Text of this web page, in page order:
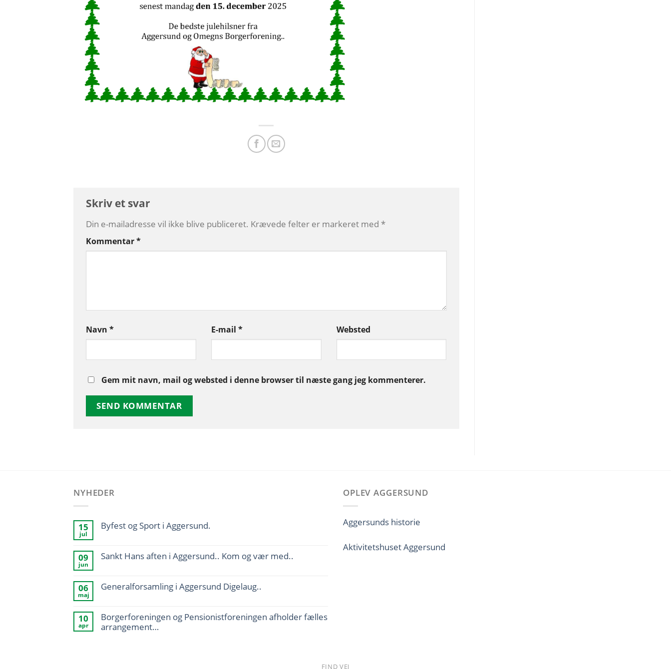
Skriv et svar
Din e-mailadresse vil ikke blive publiceret. Krævede felter er markeret med *
Kommentar*
Navn * E-mail * Websted
Gem mit navn, mail og websted i denne browser til næste gang jeg kommenterer.
NYHEDER
15
jul
Byfest og Sport i Aggersund.
09
jun
Sankt Hans aften i Aggersund.. Kom og vær med..
06
maj
Generalforsamling i Aggersund Digelaug..
10
apr
Borgerforeningen og Pensionistforeningen afholder fælles
arrangement…
OPLEV AGGERSUND
Aggersunds historie
Aktivitetshuset Aggersund
FIND VEJ